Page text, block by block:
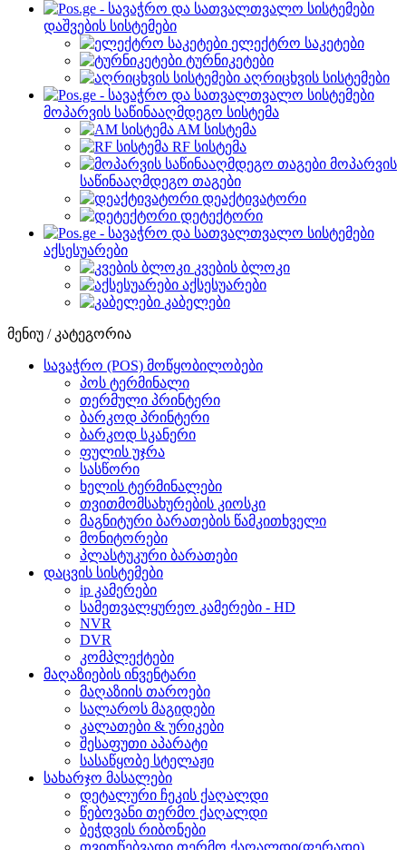
დაშვების სისტემები
ელექტრო საკეტები
ტურნიკეტები
აღრიცხვის სისტემები
მოპარვის საწინააღმდეგო სისტემა
AM სისტემა
RF სისტემა
მოპარვის
საწინააღმდეგო თაგები
დეაქტივატორი
დეტექტორი
აქსესუარები
კვების ბლოკი
აქსესუარები
კაბელები
მენიუ / კატეგორია
სავაჭრო (POS) მოწყობილობები
პოს ტერმინალი
თერმული პრინტერი
ბარკოდ პრინტერი
ბარკოდ სკანერი
ფულის უჯრა
სასწორი
ხელის ტერმინალები
თვითმომსახურების კიოსკი
მაგნიტური ბარათების წამკითხველი
მონიტორები
პლასტუკური ბარათები
დაცვის სისტემები
ip კამერები
სამეთვალყურეო კამერები - HD
NVR
DVR
კომპლექტები
მაღაზიების ინვენტარი
მაღაზიის თაროები
სალაროს მაგიდები
კალათები & ურიკები
შესაფუთი აპარატი
სასაწყობე სტელაჟი
სახარჯო მასალები
დეტალური ჩეკის ქაღალდი
წებოვანი თერმო ქაღალდი
ბეჭდვის რიბონები
თვითწებვადი თერმო ქაღალდი(ფერადი)